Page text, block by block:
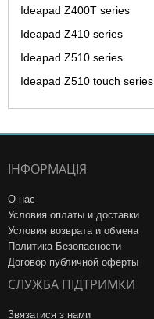
Ideapad Z400T series
Ideapad Z410 series
Ideapad Z510 series
Ideapad Z510 touch series
ІНФОРМАЦІЯ
О нас
Условия оплаты и доставки
Условия возврата и обмена
Политика Безопасности
Договор публичной оферты
СЛУЖБА ПІДТРИМКИ
Звязатися з нами